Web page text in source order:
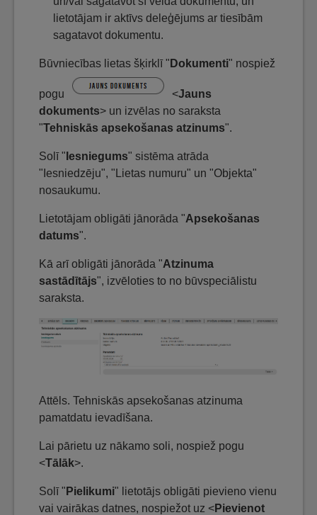
lietotājam ir aktīvs deleģējums ar tiesībām
sagatavot dokumentu.
Būvniecības lietas šķirklī " Dokumenti" nospiež
pogu <Jauns
dokuments> un izvēlas no saraksta
"Tehniskās apsekošanas atzinums".
Solī " Iesniegums" sistēma atrāda
"Iesniedzēju", "Lietas numuru" un "Objekta"
nosaukumu.
Lietotājam obligāti jānorāda "Apsekošanas
datums".
Kā arī obligāti jānorāda "Atzinuma
sastādītājs", izvēloties to no būvspeciālistu
saraksta.
Attēls. Tehniskās apsekošanas atzinuma
pamatdatu ievadīšana.
Lai pārietu uz nākamo soli, nospiež pogu
<Tālāk>.
Solī " Pielikumi" lietotājs obligāti pievieno vienu
vai vairākas datnes, nospiežot uz <Pievienot